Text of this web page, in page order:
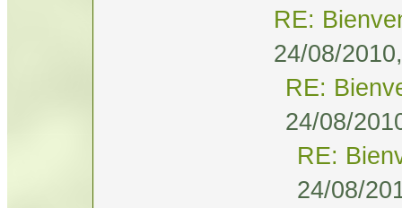
RE:
24/08/
RE:
24/08/
RE:
24/08/